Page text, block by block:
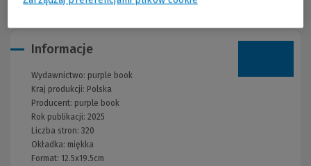
Informacje
Wydawnictwo: purple book
Kraj produkcji: Polska
Producent: purple book
Rok publikacji: 2025
Liczba stron: 320
Okładka: miękka
Format: 12.5x19.5cm